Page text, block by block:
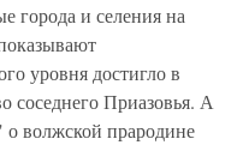
города и селения на
уровня достигло в
соседнего Приазовья. А
волжской прародине